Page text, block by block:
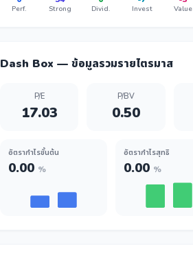
Perf. Strong Divid. Invest Value
Dash Box — ข้อมูลรวมรายไตรมาส
P/E
17.03
P/BV
0.50
อัตรากำไรขั้นต้น
0.00 %
อัตรากำไรสุทธิ
0.00 %